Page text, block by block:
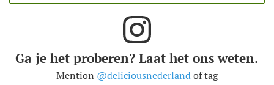
Ga je het proberen? Laat het ons weten.
Mention @deliciousnederlandof tag